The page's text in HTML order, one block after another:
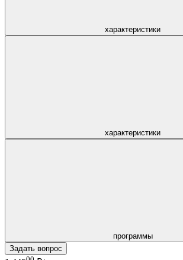
характеристики
характеристики
программы
Задать вопрос